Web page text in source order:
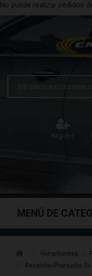
No puede realizar pedidos
Registro
MENÚ DE
Herramientas
Recambio Prensador